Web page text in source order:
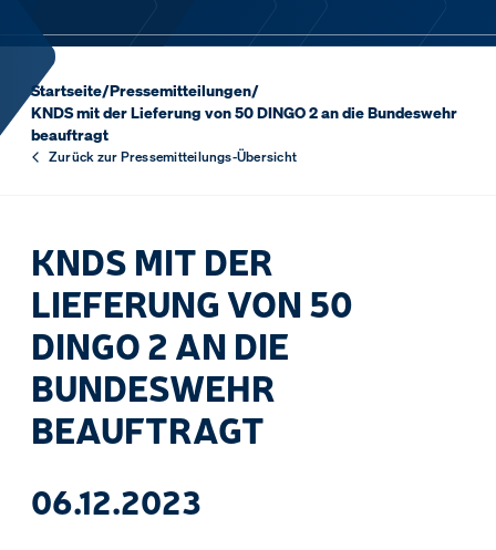
Startseite/Pressemitteilungen/
KNDS mit der Lieferung von 50 DINGO 2 an die Bundeswehr
beauftragt
Zurück zur Pressemitteilungs-Übersicht
KNDS MIT DER
LIEFERUNG VON 50
DINGO 2 AN DIE
BUNDESWEHR
BEAUFTRAGT
06.12.2023